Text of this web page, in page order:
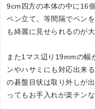
9cm四方の本体の中に16
ペン立て。等間隔でペン
も綺麗に見せられるのが
また1マス辺り19mmの幅
ンやハサミにも対応出来
の碁盤目状は取り外しが
ってもお手入れが楽チンな